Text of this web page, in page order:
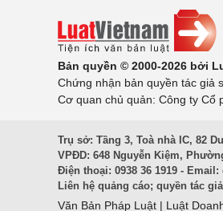
Bản quyền © 2000-2026 bởi
Chứng nhận bản quyền tác giả
Cơ quan chủ quản: Công ty Cổ
Trụ sở: Tầng 3, Toà nhà IC, 82
VPĐD: 648 Nguyễn Kiệm,
Điện thoại: 0938 36 1919 - Email:
Liên hệ quảng cáo; quyền tác
Văn Bản Pháp Luật | Luật